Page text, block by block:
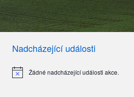
Nadcházející události
Notice Žádné nadcházející události akce.